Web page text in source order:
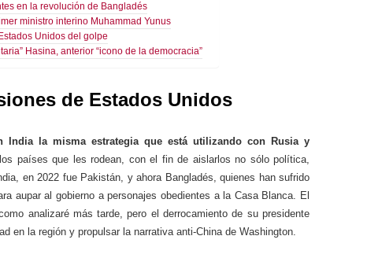
en la revolución de Bangladés
ministro interino Muhammad Yunus
Unidos del golpe
Hasina, anterior “icono de la democracia”
de Estados Unidos
India la misma estrategia que está utilizando con Rusia y
países que les rodean, con el fin de aislarlos no sólo política,
en 2022 fue Pakistán, y ahora Bangladés, quienes han sufrido
aupar al gobierno a personajes obedientes a la Casa Blanca. El
analizaré más tarde, pero el derrocamiento de su presidente
en la región y propulsar la narrativa anti-China de Washington.